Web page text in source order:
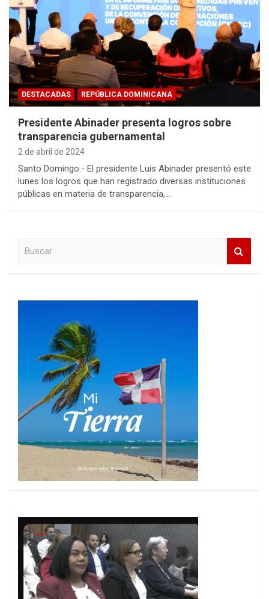
DESTACADAS REPÚBLICA DOMINICANA
Presidente Abinader presenta logros sobre
transparencia gubernamental
2 de abril de 2024
Santo Domingo.- El presidente Luis Abinader presentó este
lunes los logros que han registrado diversas instituciones
públicas en materia de transparencia,…